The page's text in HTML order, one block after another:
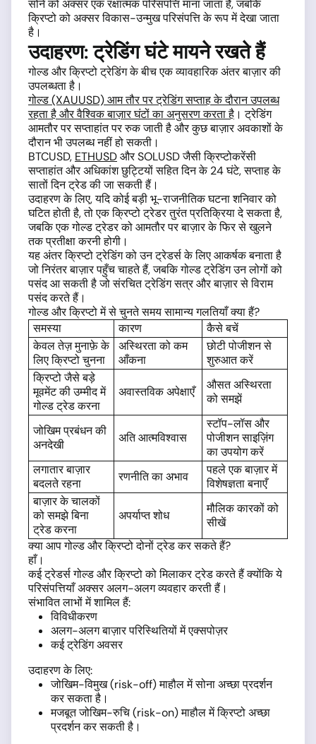
सोने को अक्सर एक रक्षात्मक परिसंपत्ति माना जाता है, जबकि
क्रिप्टो को अक्सर विकास-उन्मुख परिसंपत्ति के रूप में देखा जाता
है।
उदाहरण: ट्रेडिंग घंटे मायने रखते हैं
गोल्ड और क्रिप्टो ट्रेडिंग के बीच एक व्यावहारिक अंतर बाज़ार की
उपलब्धता है।
गोल्ड (XAUUSD) आम तौर पर ट्रेडिंग सप्ताह के दौरान उपलब्ध
रहता है और वैश्विक बाज़ार घंटों का अनुसरण करता है । ट्रेडिंग
आमतौर पर सप्ताहांत पर रुक जाती है और कुछ बाज़ार अवकाशों के
दौरान भी उपलब्ध नहीं हो सकती।
BTCUSD, ETHUSDऔर SOLUSD जैसी क्रिप्टोकरेंसी
सप्ताहांत और अधिकांश छुट्टियों सहित दिन के 24 घंटे, सप्ताह के
सातों दिन ट्रेड की जा सकती हैं।
उदाहरण के लिए, यदि कोई बड़ी भू-राजनीतिक घटना शनिवार को
घटित होती है, तो एक क्रिप्टो ट्रेडर तुरंत प्रतिक्रिया दे सकता है,
जबकि एक गोल्ड ट्रेडर को आमतौर पर बाज़ार के फिर से खुलने
तक प्रतीक्षा करनी होगी।
यह अंतर क्रिप्टो ट्रेडिंग को उन ट्रेडर्स के लिए आकर्षक बनाता है
जो निरंतर बाज़ार पहुँच चाहते हैं, जबकि गोल्ड ट्रेडिंग उन लोगों को
पसंद आ सकती है जो संरचित ट्रेडिंग सत्र और बाज़ार से विराम
पसंद करते हैं।
गोल्ड और क्रिप्टो में से चुनते समय सामान्य गलतियाँ क्या हैं?
समस्या
कारण
कैसे बचें
केवल तेज़ मुनाफ़े के
लिए क्रिप्टो चुनना
अस्थिरता को कम
आँकना
छोटी पोजीशन से
शुरुआत करें
क्रिप्टो जैसे बड़े
मूवमेंट की उम्मीद में
गोल्ड ट्रेड करना
अवास्तविक अपेक्षाएँ
औसत अस्थिरता
को समझें
जोखिम प्रबंधन की
अनदेखी
अति आत्मविश्वास
स्टॉप-लॉस और
पोजीशन साइज़िंग
का उपयोग करें
लगातार बाज़ार
बदलते रहना
रणनीति का अभाव
पहले एक बाज़ार में
विशेषज्ञता बनाएँ
बाज़ार के चालकों
को समझे बिना
ट्रेड करना
अपर्याप्त शोध
मौलिक कारकों को
सीखें
क्या आप गोल्ड और क्रिप्टो दोनों ट्रेड कर सकते हैं?
हाँ।
कई ट्रेडर्स गोल्ड और क्रिप्टो को मिलाकर ट्रेड करते हैं क्योंकि ये
परिसंपत्तियाँ अक्सर अलग-अलग व्यवहार करती हैं।
संभावित लाभों में शामिल हैं:
विविधीकरण
अलग-अलग बाज़ार परिस्थितियों में एक्सपोज़र
कई ट्रेडिंग अवसर
उदाहरण के लिए:
जोखिम-विमुख (risk-off) माहौल में सोना अच्छा प्रदर्शन
कर सकता है।
मजबूत जोखिम-रुचि (risk-on) माहौल में क्रिप्टो अच्छा
प्रदर्शन कर सकती है।